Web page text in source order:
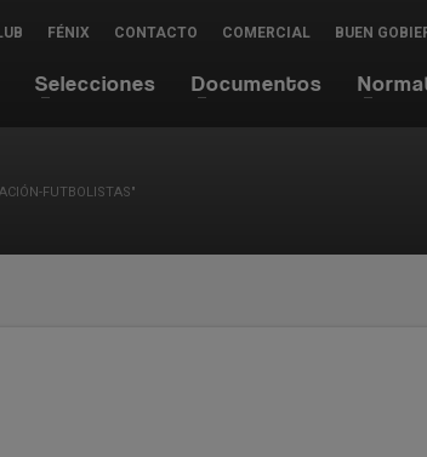
FÉNIX CONTACTO COMERCIAL BUEN
Selecciones Documentos
FUTBOLISTAS"